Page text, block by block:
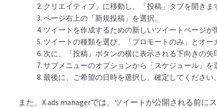
クリエイティブ」に移動し、「投稿」タブを開きま
ページ右上の「新規投稿」を選択。
ツイートを作成するための新しいツイートページが
ツイートの種類を選び、「プロモートのみ」とオー
次に、「投稿」ボタンの横に表示される下向きの矢
サブメニューのオプションから「スケジュール」を
最後に、ご希望の日時を選択し、確定してください
また、X ads managerでは、ツイートが公開される前に